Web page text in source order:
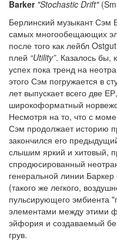
Barker "Stochastic Drift"
Берлинский музыкант Сэм
самых многообещающих
после того как лейбл
плей “Utility”. Казалось бы,
успех пока тренд на
этого Сэм погружается в
лет выпускает всего две
широкоформатный
Несмотря на то, что с
Сэм продолжает историю
закончился его
слышим яркий и хитовый,
спродюсированный
генеральной линии Баркер
(такого же легкого,
пульсирующего эмбиента
элементами между этими
эйфория и создаваемый
грув.